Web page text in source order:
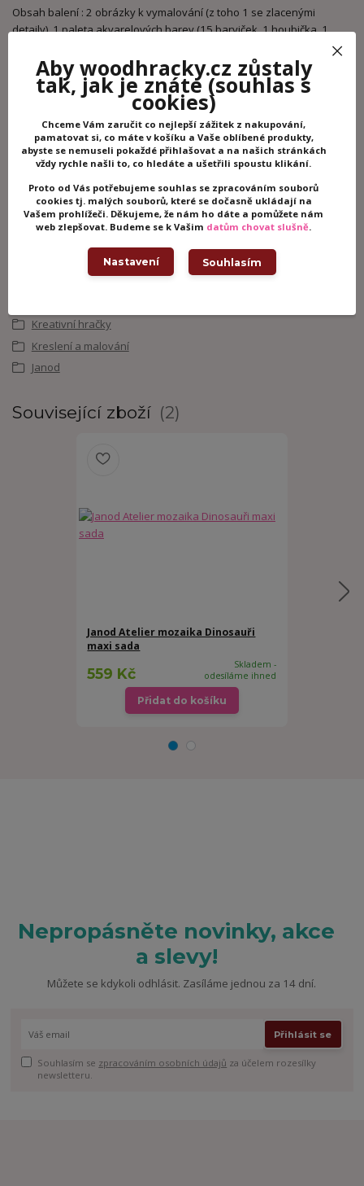
Obsah balení : 2 obrázky k vymalování (z toho 1 se zlacenými
detaily), 1 paleta akvarelových barev (15 barviček, 1 houbička, 1
Rozměry obrázků jsou 19,5 x 23,5 cm.
Pro děti od: 7 let
Potřebujete poradit?
+420 605 062 233
(Po-Ne, 8-21 hod.)
info@woodhracky.cz
Kreativní hračky
Kreslení a malování
Janod
Související zboží 2
Janod Atelier mozaika Dinosauři
maxi sada
559 Kč
Skladem -
odesíláme ihned
Přidat do košíku
Nepropásněte novinky, akce
a slevy!
Můžete se kdykoli odhlásit. Zasíláme jednou za 14 dní.
Přihlásit se
Souhlasím se zpracováním osobních údajů za účelem rozesílky
newsletteru.
Aby woodhracky.cz zůstaly
tak, jak je znáte(souhlas s
cookies)
Chceme Vám zaručit co nejlepší zážitek z nakupování,
pamatovat si, co máte v košíku a Vaše oblíbené produkty,
abyste se nemuseli pokaždé přihlašovat a na našich stránkách
vždy rychle našli to, co hledáte a ušetřili spoustu klikání.
Proto od Vás potřebujeme souhlas se zpracováním souborů
cookies tj. malých souborů, které se dočasně ukládají na
Vašem prohlížeči. Děkujeme, že nám ho dáte a pomůžete nám
web zlepšovat. Budeme se k Vašim datům chovat slušně.
Nastavení Souhlasím